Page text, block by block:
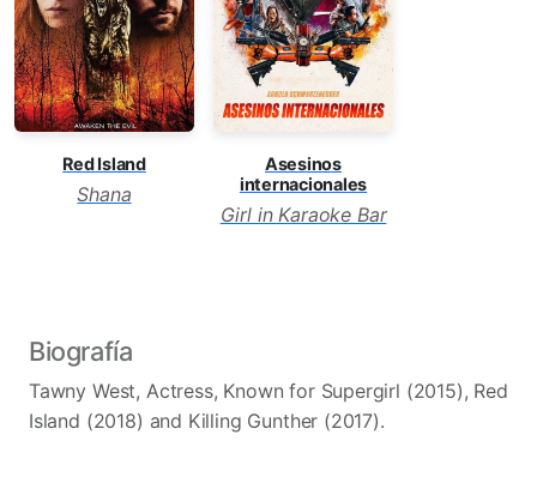
Red Island
Shana
Asesinos
internacionales
Girl in Karaoke Bar
Biografía
Tawny West, Actress, Known for Supergirl (2015), Red
Island (2018) and Killing Gunther (2017).